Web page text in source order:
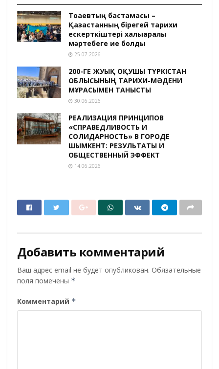
Тоқаевтың бастамасы –
Қазақстанның бірегей тарихи
ескерткіштері халықаралық
мәртебеге ие болды
25.07.2026
200-ГЕ ЖУЫҚ ОҚУШЫ ТҮРКІСТАН
ОБЛЫСЫНЫҢ ТАРИХИ-МӘДЕНИ
МҰРАСЫМЕН ТАНЫСТЫ
30.06.2026
РЕАЛИЗАЦИЯ ПРИНЦИПОВ
«СПРАВЕДЛИВОСТЬ И
СОЛИДАРНОСТЬ» В ГОРОДЕ
ШЫМКЕНТ: РЕЗУЛЬТАТЫ И
ОБЩЕСТВЕННЫЙ ЭФФЕКТ
14.06.2026
Добавить комментарий
Ваш адрес email не будет опубликован. Обязательные
поля помечены *
Комментарий *